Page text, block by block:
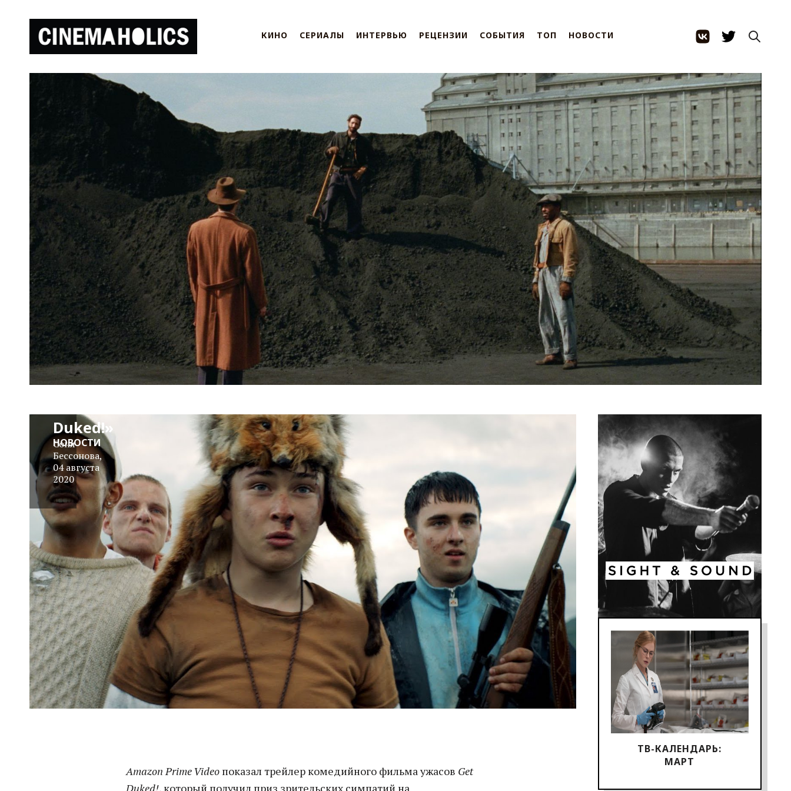
КИНО СЕРИАЛЫ ИНТЕРВЬЮ РЕЦЕНЗИИ СОБЫТИЯ ТОП НОВОСТИ
ТВ-КАЛЕНДАРЬ:
МАРТ
Трейлер:
Duked!»
Соня
Бессонова,
04 августа
2020
НОВОСТИ
Amazon Prime Video показал трейлер комедийного фильма ужасов Get